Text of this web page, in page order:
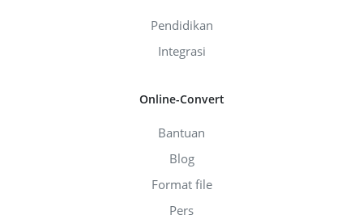
Pendidikan
Integrasi
Online-Convert
Bantuan
Blog
Format file
Pers